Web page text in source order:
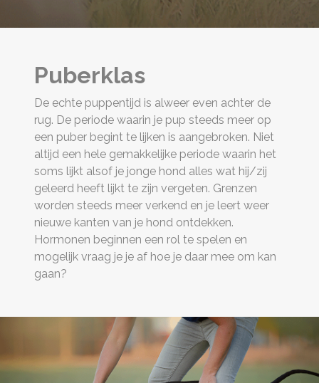
Puberklas
De echte puppentijd is alweer even achter de
rug. De periode waarin je pup steeds meer op
een puber begint te lijken is aangebroken. Niet
altijd een hele gemakkelijke periode waarin het
soms lijkt alsof je jonge hond alles wat hij/zij
geleerd heeft lijkt te zijn vergeten. Grenzen
worden steeds meer verkend en je leert weer
nieuwe kanten van je hond ontdekken.
Hormonen beginnen een rol te spelen en
mogelijk vraag je je af hoe je daar mee om kan
gaan?